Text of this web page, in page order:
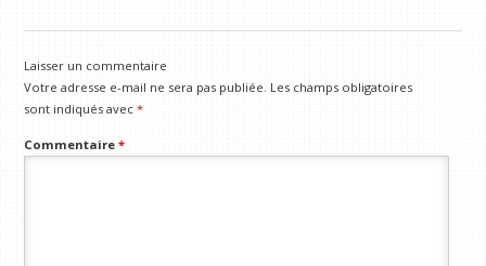
Laisser un commentaire
Votre adresse e-mail ne sera pas publiée. Les champs obligatoires
sont indiqués avec*
Commentaire*